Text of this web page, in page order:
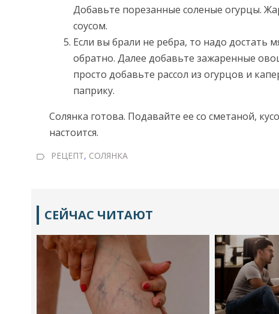
Добавьте порезанные соленые огурцы.
соусом.
Если вы брали не ребра, то надо достать
обратно. Далее добавьте зажаренные
просто добавьте рассол из огурцов и
паприку.
Солянка готова. Подавайте ее со сметаной,
настоится.
РЕЦЕПТ, СОЛЯНКА
СЕЙЧАС ЧИТАЮТ